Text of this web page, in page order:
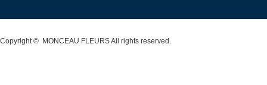
Copyright © MONCEAU FLEURSAll rights reserved.